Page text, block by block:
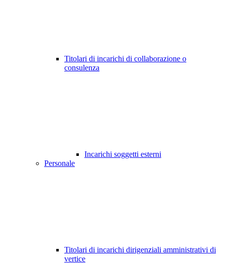
Titolari di incarichi di collaborazione o
consulenza
Incarichi soggetti esterni
Personale
Titolari di incarichi dirigenziali amministrativi di
vertice